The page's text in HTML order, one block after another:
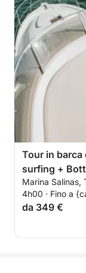
Tour in barca
surfing +
premium -
Marina Salinas,
4h00 · Fino a
da 349 €